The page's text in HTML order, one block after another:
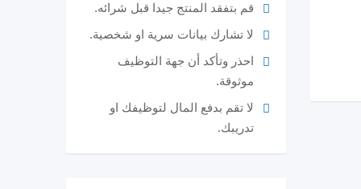
قم بتفقد المنتج جيدا قبل شرائه.
لا تشارك بيانات سرية او شخصية.
احذر وتأكد أن جهة التوظيف
موثوقة.
لا تقم بدفع المال لتوظيفك او
تدريبك.